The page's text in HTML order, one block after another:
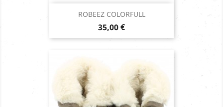
ROBEEZ COLORFULL
Prix
35,00 €